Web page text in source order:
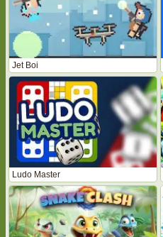
Jet Boi
Ludo Master